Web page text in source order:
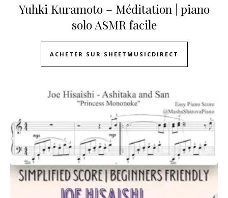
Yuhki Kuramoto – Méditation | piano
solo ASMR facile
ACHETER SUR SHEETMUSICDIRECT